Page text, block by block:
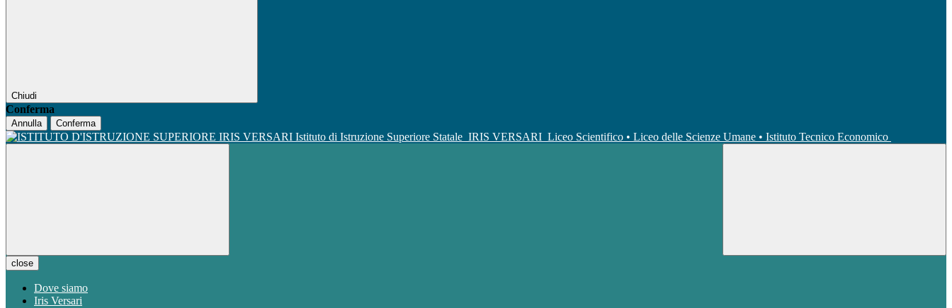
Chiudi
Conferma
Annulla Conferma
Istituto di Istruzione Superiore Statale IRIS VERSARI Liceo Scientifico • Liceo delle Scienze Umane • Istituto Tecnico Economico
close
Dove siamo
Iris Versari